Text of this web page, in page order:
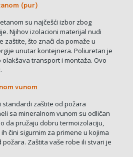
(pur)
su najčešći izbor zbog
Njihov izolacioni materijal nudi
zaštite, što znači da pomaže u
unutar kontejnera. Poliuretan je
transport i montaža. Ovo
vunom
standardi zaštite od požara
sa mineralnom vunom su odličan
da pružaju dobru termoizolaciju,
čini sigurnim za primene u kojima
Zaštita vaše robe ili stvari je